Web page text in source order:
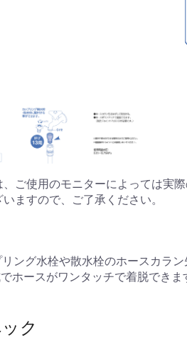
、ご使用のモニターによっては実
ますので、ご了承ください。
ング水栓や散水栓のホースカラン
ホースがワンタッチで着脱でき
ク